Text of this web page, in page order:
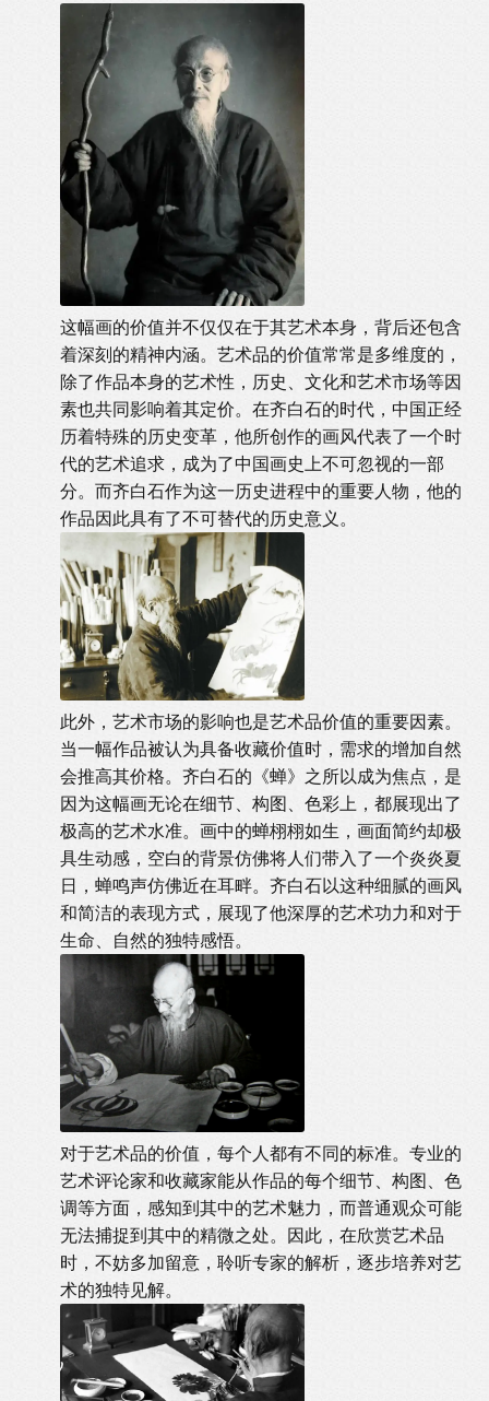
这幅画的价值并不仅仅在于其艺术本身，背后还包含
着深刻的精神内涵。艺术品的价值常常是多维度的，
除了作品本身的艺术性，历史、文化和艺术市场等因
素也共同影响着其定价。在齐白石的时代，中国正经
历着特殊的历史变革，他所创作的画风代表了一个时
代的艺术追求，成为了中国画史上不可忽视的一部
分。而齐白石作为这一历史进程中的重要人物，他的
作品因此具有了不可替代的历史意义。
此外，艺术市场的影响也是艺术品价值的重要因素。
当一幅作品被认为具备收藏价值时，需求的增加自然
会推高其价格。齐白石的《蝉》之所以成为焦点，是
因为这幅画无论在细节、构图、色彩上，都展现出了
极高的艺术水准。画中的蝉栩栩如生，画面简约却极
具生动感，空白的背景仿佛将人们带入了一个炎炎夏
日，蝉鸣声仿佛近在耳畔。齐白石以这种细腻的画风
和简洁的表现方式，展现了他深厚的艺术功力和对于
生命、自然的独特感悟。
对于艺术品的价值，每个人都有不同的标准。专业的
艺术评论家和收藏家能从作品的每个细节、构图、色
调等方面，感知到其中的艺术魅力，而普通观众可能
无法捕捉到其中的精微之处。因此，在欣赏艺术品
时，不妨多加留意，聆听专家的解析，逐步培养对艺
术的独特见解。